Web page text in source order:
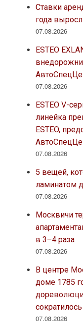
Ставки
года
07.08.2026
ESTEO
07.08.2026
ESTEO V-
линейка
ESTEO,
07.08.2026
5 вещей,
ламинатом
07.08.2026
Москвичи
в 3–4 раза
07.08.2026
В центре
доме 1785
07.08.2026